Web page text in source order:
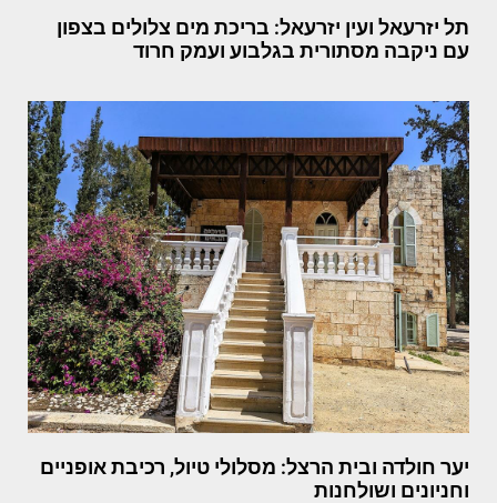
תל יזרעאל ועין יזרעאל: בריכת מים צלולים בצפון
עם ניקבה מסתורית בגלבוע ועמק חרוד
יער חולדה ובית הרצל: מסלולי טיול, רכיבת אופניים
וחניונים ושולחנות